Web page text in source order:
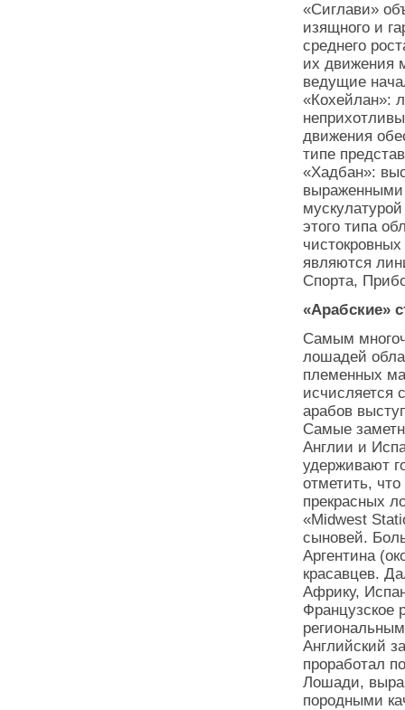
«Сиглави»
изящного и
среднего
их движения
ведущие
«Кохейлан»:
движения
типе
«Хадбан»:
выраженными
этого типа
являются
Спорта,
«Арабские»
Самым
лошадей
племенных
исчисляется
арабов
Самые
Англии и
удерживают
отметить,
прекрасных
«Midwest
сыновей.
Аргентина
красавцев.
Африку,
Французское
Английский
проработал
Лошади,
породными